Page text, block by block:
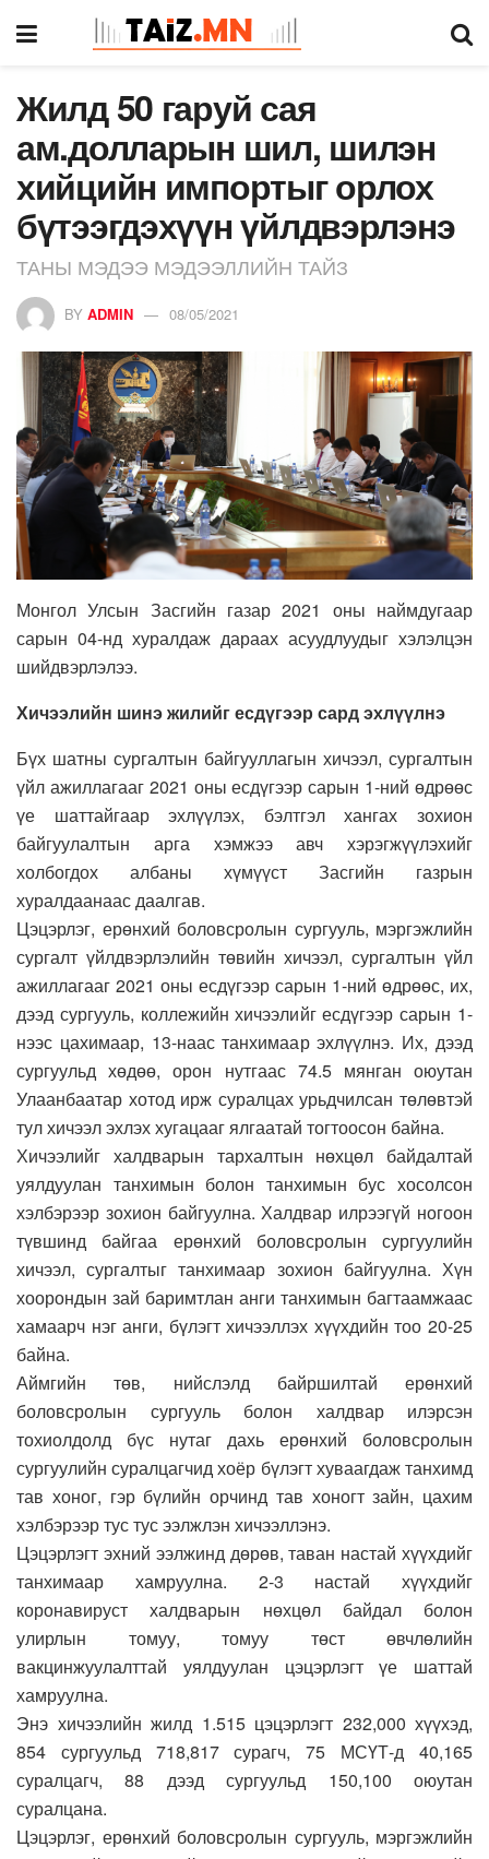
Жилд 50 гаруй сая
ам.долларын шил, шилэн
хийцийн импортыг орлох
бүтээгдэхүүн үйлдвэрлэнэ
ТАНЫ МЭДЭЭ МЭДЭЭЛЛИЙН ТАЙЗ
BY ADMIN 08/05/2021
Монгол Улсын Засгийн газар 2021 оны наймдугаар
сарын 04-нд хуралдаж дараах асуудлуудыг хэлэлцэн
шийдвэрлэлээ.
Хичээлийн шинэ жилийг есдүгээр сард эхлүүлнэ
Бүх шатны сургалтын байгууллагын хичээл, сургалтын
үйл ажиллагааг 2021 оны есдүгээр сарын 1-ний өдрөөс
үе шаттайгаар эхлүүлэх, бэлтгэл хангах зохион
байгуулалтын арга хэмжээ авч хэрэгжүүлэхийг
холбогдох албаны хүмүүст Засгийн газрын
хуралдаанаас даалгав.
Цэцэрлэг, ерөнхий боловсролын сургууль, мэргэжлийн
сургалт үйлдвэрлэлийн төвийн хичээл, сургалтын үйл
ажиллагааг 2021 оны есдүгээр сарын 1-ний өдрөөс, их,
дээд сургууль, коллежийн хичээлийг есдүгээр сарын 1-
нээс цахимаар, 13-наас танхимаар эхлүүлнэ. Их, дээд
сургуульд хөдөө, орон нутгаас 74.5 мянган оюутан
Улаанбаатар хотод ирж суралцах урьдчилсан төлөвтэй
тул хичээл эхлэх хугацааг ялгаатай тогтоосон байна.
Хичээлийг халдварын тархалтын нөхцөл байдалтай
уялдуулан танхимын болон танхимын бус хосолсон
хэлбэрээр зохион байгуулна. Халдвар илрээгүй ногоон
түвшинд байгаа ерөнхий боловсролын сургуулийн
хичээл, сургалтыг танхимаар зохион байгуулна. Хүн
хоорондын зай баримтлан анги танхимын багтаамжаас
хамаарч нэг анги, бүлэгт хичээллэх хүүхдийн тоо 20-25
байна.
Аймгийн төв, нийслэлд байршилтай ерөнхий
боловсролын сургууль болон халдвар илэрсэн
тохиолдолд бүс нутаг дахь ерөнхий боловсролын
сургуулийн суралцагчид хоёр бүлэгт хуваагдаж танхимд
тав хоног, гэр бүлийн орчинд тав хоногт зайн, цахим
хэлбэрээр тус тус ээлжлэн хичээллэнэ.
Цэцэрлэгт эхний ээлжинд дөрөв, таван настай хүүхдийг
танхимаар хамруулна. 2-3 настай хүүхдийг
коронавируст халдварын нөхцөл байдал болон
улирлын томуу, томуу төст өвчлөлийн
вакцинжуулалттай уялдуулан цэцэрлэгт үе шаттай
хамруулна.
Энэ хичээлийн жилд 1.515 цэцэрлэгт 232,000 хүүхэд,
854 сургуульд 718,817 сурагч, 75 МСҮТ-д 40,165
суралцагч, 88 дээд сургуульд 150,100 оюутан
суралцана.
Цэцэрлэг, ерөнхий боловсролын сургууль, мэргэжлийн